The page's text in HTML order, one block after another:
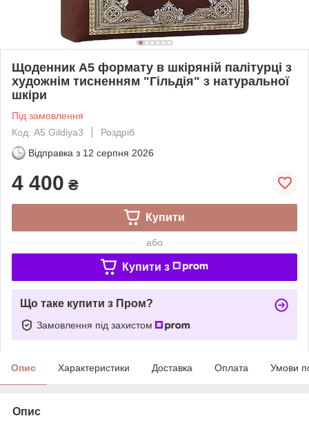
Щоденник А5 формату в шкіряній палітурці з
художнім тисненням "Гільдія" з натуральної
шкіри
Під замовлення
Код: A5 Gildiya3
Роздріб
Відправка з 12 серпня 2026
4 400 ₴
Купити
або
Купити з
Що таке купити з Пром?
Замовлення під захистом
Опис Характеристики Доставка Оплата Умови
Опис